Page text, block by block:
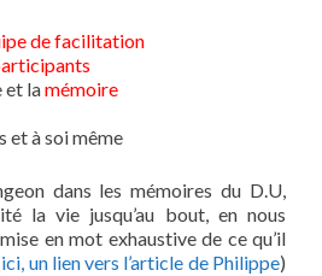
de facilitation
et lamémoire
et à soi même
dans les mémoires du D.U,
la vie jusqu’au bout, en nous
en mot exhaustive de ce qu’il
ici, un lien vers l’article de Philippe)